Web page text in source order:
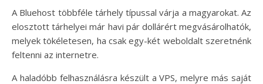
A Bluehost többféle tárhely típussal várja a magyarokat. Az
elosztott tárhelyei már havi pár dollárért megvásárolhatók,
melyek tökéletesen, ha csak egy-két weboldalt szeretnénk
feltenni az internetre.
A haladóbb felhasználásra készült a VPS, melyre más saját